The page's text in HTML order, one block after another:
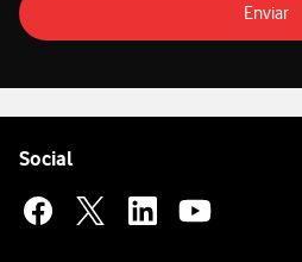
Enviar
Social